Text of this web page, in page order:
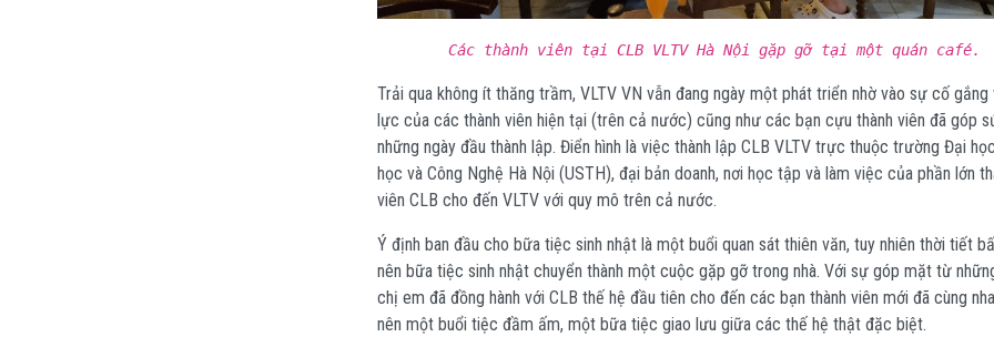
Các thành viên tại CLB VLTV Hà Nội gặp gỡ tại một quán café.
Trải qua không ít thăng trầm, VLTV VN vẫn đang ngày một phát triển nhờ vào sự cố gắng
lực của các thành viên hiện tại (trên cả nước) cũng như các bạn cựu thành viên đã góp
những ngày đầu thành lập. Điển hình là việc thành lập CLB VLTV trực thuộc trường Đại
học và Công Nghệ Hà Nội (USTH), đại bản doanh, nơi học tập và làm việc của phần lớn
viên CLB cho đến VLTV với quy mô trên cả nước.
Ý định ban đầu cho bữa tiệc sinh nhật là một buổi quan sát thiên văn, tuy nhiên thời tiết
nên bữa tiệc sinh nhật chuyển thành một cuộc gặp gỡ trong nhà. Với sự góp mặt từ
chị em đã đồng hành với CLB thế hệ đầu tiên cho đến các bạn thành viên mới đã cùng
nên một buổi tiệc đầm ấm, một bữa tiệc giao lưu giữa các thế hệ thật đặc biệt.